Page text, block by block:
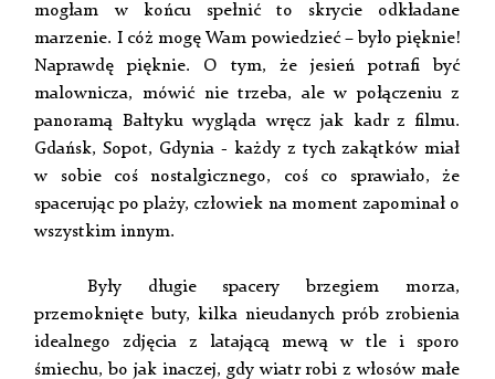
mogłam w końcu spełnić to skrycie odkładane
marzenie. I cóż mogę Wam powiedzieć – było pięknie!
Naprawdę pięknie. O tym, że jesień potrafi być
malownicza, mówić nie trzeba, ale w połączeniu z
panoramą Bałtyku wygląda wręcz jak kadr z filmu.
Gdańsk, Sopot, Gdynia - każdy z tych zakątków miał
w sobie coś nostalgicznego, coś co sprawiało, że
spacerując po plaży, człowiek na moment zapominał o
wszystkim innym.
Były długie spacery brzegiem morza,
przemoknięte buty, kilka nieudanych prób zrobienia
idealnego zdjęcia z latającą mewą w tle i sporo
śmiechu, bo jak inaczej, gdy wiatr robi z włosów małe